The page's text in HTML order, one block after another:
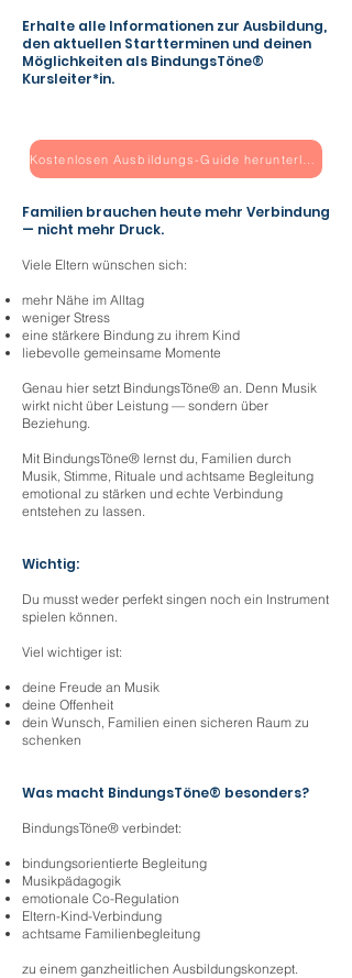
Erhalte alle Informationen zur Ausbildung,
den aktuellen Startterminen und deinen
Möglichkeiten als BindungsTöne®
Kursleiter*in.
Familien brauchen heute mehr Verbindung
— nicht mehr Druck.
Viele Eltern wünschen sich:
mehr Nähe im Alltag
weniger Stress
eine stärkere Bindung zu ihrem Kind
liebevolle gemeinsame Momente
Genau hier setzt BindungsTöne® an. Denn Musik
wirkt nicht über Leistung — sondern über
Beziehung.
Mit BindungsTöne® lernst du, Familien durch
Musik, Stimme, Rituale und achtsame Begleitung
emotional zu stärken und echte Verbindung
entstehen zu lassen.
Wichtig:
Du musst weder perfekt singen noch ein Instrument
spielen können.
Viel wichtiger ist:
deine Freude an Musik
deine Offenheit
dein Wunsch, Familien einen sicheren Raum zu
schenken
Was macht BindungsTöne® besonders?
BindungsTöne® verbindet:
bindungsorientierte Begleitung
Musikpädagogik
emotionale Co-Regulation
Eltern-Kind-Verbindung
achtsame Familienbegleitung
zu einem ganzheitlichen Ausbildungskonzept.